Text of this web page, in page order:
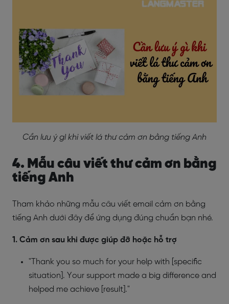
Cần lưu ý gì khi viết lá thư cảm ơn bằng tiếng Anh
4. Mẫu câu viết thư cảm ơn bằng
tiếng Anh
Tham khảo những mẫu câu viết email cảm ơn bằng
tiếng Anh dưới đây để ứng dụng đúng chuẩn bạn nhé.
1. Cảm ơn sau khi được giúp đỡ hoặc hỗ trợ
"Thank you so much for your help with [specific
situation]. Your support made a big difference and
helped me achieve [result]."